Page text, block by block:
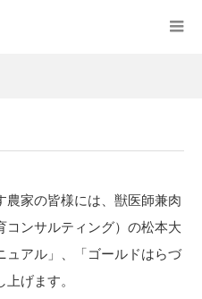
農家の皆様には、獣医師兼肉
コンサルティング）の松本大
ュアル」、「ゴールドはらづ
げます。